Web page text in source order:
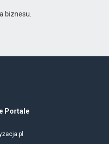
biznesu.
Portale